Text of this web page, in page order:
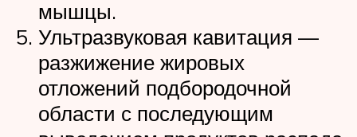
мышцы.
Ультразвуковая кавитация —
разжижение жировых
отложений подбородочной
области с последующим